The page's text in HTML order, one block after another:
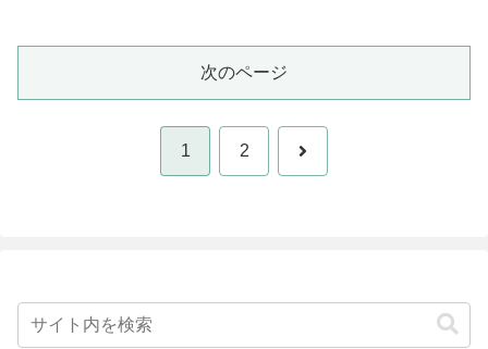
次のページ
1 2 次